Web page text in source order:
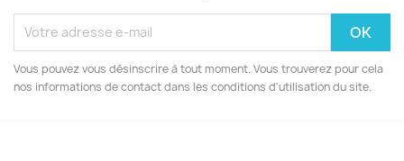
Vous pouvez vous désinscrire à tout moment. Vous trouverez pour cela
nos informations de contact dans les conditions d'utilisation du site.